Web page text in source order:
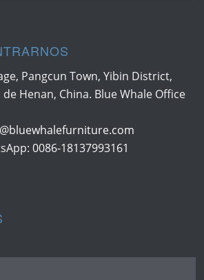
Pangcun Town, Yibin District,
Henan, China. Blue Whale Office
0086-18137993161